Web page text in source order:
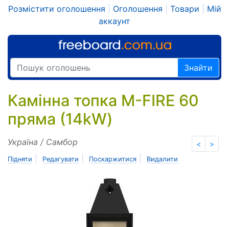
Розмістити оголошення Оголошення Товари
Мій
аккаунт
Знайти
Камінна топка M-FIRE 60
пряма (14kW)
< >
Україна / Самбор
Підняти Редагувати Поскаржитися Видалити